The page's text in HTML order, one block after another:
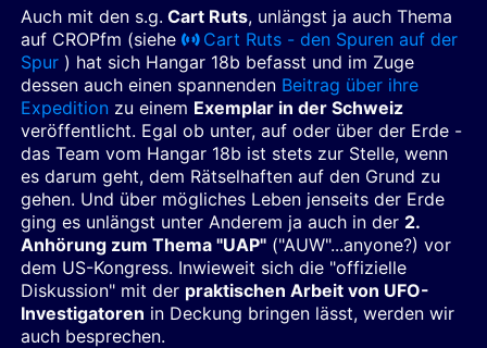
Auch mit den s.g. Cart Ruts, unlängst ja auch Thema
auf CROPfm (siehe
Cart Ruts - den Spuren auf der
Spur ) hat sich Hangar 18b befasst und im Zuge
dessen auch einen spannenden Beitrag über ihre
Expedition zu einem Exemplar in der Schweiz
veröffentlicht. Egal ob unter, auf oder über der Erde -
das Team vom Hangar 18b ist stets zur Stelle, wenn
es darum geht, dem Rätselhaften auf den Grund zu
gehen. Und über mögliches Leben jenseits der Erde
ging es unlängst unter Anderem ja auch in der 2.
Anhörung zum Thema "UAP" ("AUW"...anyone?) vor
dem US-Kongress. Inwieweit sich die "offizielle
Diskussion" mit der praktischen Arbeit von UFO-
Investigatoren in Deckung bringen lässt, werden wir
auch besprechen.